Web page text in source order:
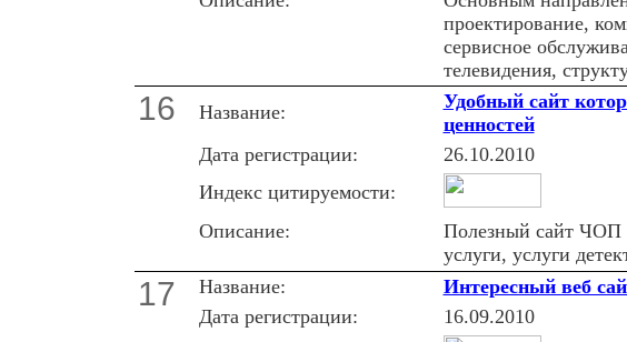
проектирование,
сервисное
телевидения,
16 Название:
Удобный сайт
ценностей
Дата регистрации:
26.10.2010
Индекс цитируемости:
Описание:
Полезный сайт ЧОП
услуги, услуги
17 Название: Интересный веб
Дата регистрации:
16.09.2010